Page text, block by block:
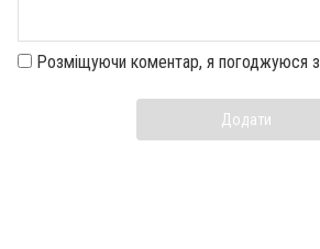
Розміщуючи коментар, я погоджуюся з
Додати